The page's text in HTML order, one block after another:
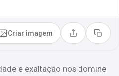
Criar imagem Compartilhar
Copiar
e exaltação nos domine